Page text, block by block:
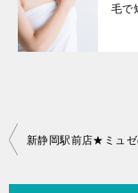
毛で
投